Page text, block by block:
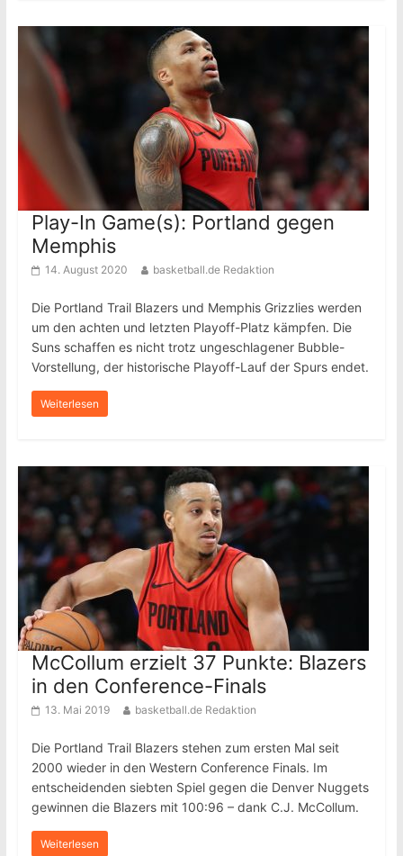
Play-In Game(s): Portland gegen
Memphis
14. August 2020 basketball.de Redaktion
Die Portland Trail Blazers und Memphis Grizzlies werden
um den achten und letzten Playoff-Platz kämpfen. Die
Suns schaffen es nicht trotz ungeschlagener Bubble-
Vorstellung, der historische Playoff-Lauf der Spurs endet.
Weiterlesen
McCollum erzielt 37 Punkte: Blazers
in den Conference-Finals
13. Mai 2019 basketball.de Redaktion
Die Portland Trail Blazers stehen zum ersten Mal seit
2000 wieder in den Western Conference Finals. Im
entscheidenden siebten Spiel gegen die Denver Nuggets
gewinnen die Blazers mit 100:96 – dank C.J. McCollum.
Weiterlesen